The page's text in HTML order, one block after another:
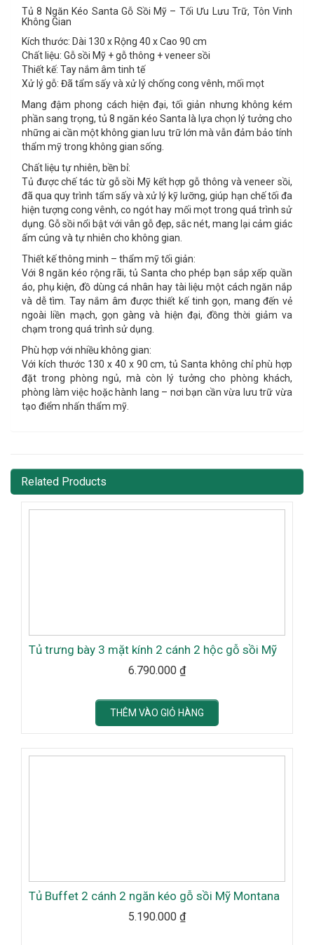
Tủ 8 Ngăn Kéo Santa Gỗ Sồi Mỹ – Tối Ưu Lưu Trữ, Tôn Vinh
Không Gian
Kích thước: Dài 130 x Rộng 40 x Cao 90 cm
Chất liệu: Gỗ sồi Mỹ + gỗ thông + veneer sồi
Thiết kế: Tay nắm âm tinh tế
Xử lý gỗ: Đã tẩm sấy và xử lý chống cong vênh, mối mọt
Mang đậm phong cách hiện đại, tối giản nhưng không kém
phần sang trọng, tủ 8 ngăn kéo Santa là lựa chọn lý tưởng cho
những ai cần một không gian lưu trữ lớn mà vẫn đảm bảo tính
thẩm mỹ trong không gian sống.
Chất liệu tự nhiên, bền bỉ:
Tủ được chế tác từ gỗ sồi Mỹ kết hợp gỗ thông và veneer sồi,
đã qua quy trình tẩm sấy và xử lý kỹ lưỡng, giúp hạn chế tối đa
hiện tượng cong vênh, co ngót hay mối mọt trong quá trình sử
dụng. Gỗ sồi nổi bật với vân gỗ đẹp, sắc nét, mang lại cảm giác
ấm cúng và tự nhiên cho không gian.
Thiết kế thông minh – thẩm mỹ tối giản:
Với 8 ngăn kéo rộng rãi, tủ Santa cho phép bạn sắp xếp quần
áo, phụ kiện, đồ dùng cá nhân hay tài liệu một cách ngăn nắp
và dễ tìm. Tay nắm âm được thiết kế tinh gọn, mang đến vẻ
ngoài liền mạch, gọn gàng và hiện đại, đồng thời giảm va
chạm trong quá trình sử dụng.
Phù hợp với nhiều không gian:
Với kích thước 130 x 40 x 90 cm, tủ Santa không chỉ phù hợp
đặt trong phòng ngủ, mà còn lý tưởng cho phòng khách,
phòng làm việc hoặc hành lang – nơi bạn cần vừa lưu trữ vừa
tạo điểm nhấn thẩm mỹ.
Related Products
Tủ trưng bày 3 mặt kính 2 cánh 2 hộc gỗ sồi Mỹ
6.790.000 ₫
THÊM VÀO GIỎ HÀNG
Tủ Buffet 2 cánh 2 ngăn kéo gỗ sồi Mỹ Montana
5.190.000 ₫